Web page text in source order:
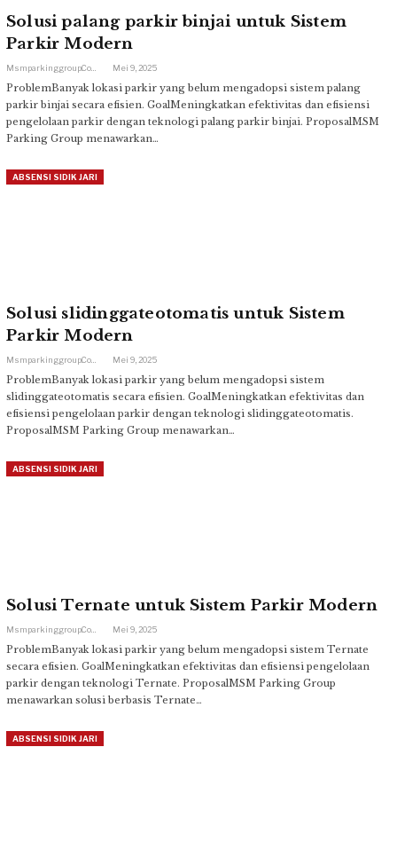
Solusi palang parkir binjai untuk Sistem
Parkir Modern
Mei 9, 2025
ProblemBanyak lokasi parkir yang belum mengadopsi sistem palang
parkir binjai secara efisien. GoalMeningkatkan efektivitas dan efisiensi
pengelolaan parkir dengan teknologi palang parkir binjai. ProposalMSM
Parking Group menawarkan…
ABSENSI SIDIK JARI
Solusi slidinggateotomatis untuk Sistem
Parkir Modern
Mei 9, 2025
ProblemBanyak lokasi parkir yang belum mengadopsi sistem
slidinggateotomatis secara efisien. GoalMeningkatkan efektivitas dan
efisiensi pengelolaan parkir dengan teknologi slidinggateotomatis.
ProposalMSM Parking Group menawarkan…
ABSENSI SIDIK JARI
Solusi Ternate untuk Sistem Parkir Modern
Msmparkinggroup.com Mei 9, 2025
ProblemBanyak lokasi parkir yang belum mengadopsi sistem Ternate
secara efisien. GoalMeningkatkan efektivitas dan efisiensi pengelolaan
parkir dengan teknologi Ternate. ProposalMSM Parking Group
menawarkan solusi berbasis Ternate…
ABSENSI SIDIK JARI